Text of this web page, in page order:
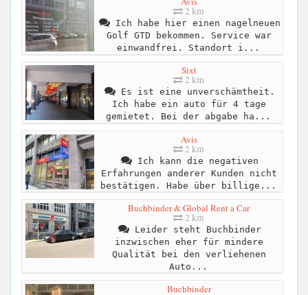
2 km
Ich habe hier einen nagelneuen
Golf GTD bekommen. Service war
einwandfrei. Standort i...
Sixt
2 km
Es ist eine unverschämtheit.
Ich habe ein auto für 4 tage
gemietet. Bei der abgabe ha...
Avis
2 km
Ich kann die negativen
Erfahrungen anderer Kunden nicht
bestätigen. Habe über billige...
Buchbinder & Global Rent a Car
2 km
Leider steht Buchbinder
inzwischen eher für mindere
Qualität bei den verliehenen
Auto...
Buchbinder